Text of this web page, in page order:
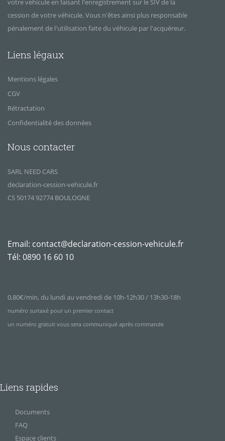
votre véhicule en faisant l'enregistrement sur le SIV de la
cession de votre véhicule. Vous n'êtes ainsi plus responsable
pénalement de l'utilisation faite du véhicule par l'acquéreur.
Liens légaux
Mentions légales
CGV
Rétractation
Confidentialité des données
Nous contacter
SARL NEED CARS
declaration-cession-vehicule.fr
CS 50174 92774 BOULOGNE
Email: contact@declaration-cession-vehicule.fr
Tél: 0890 16 60 10
0,80€/min, du lundi au vendredi de 10h-12h30 / 13h30-18h
numéro surtaxé pour un premier contact
un numéro gratuit vous sera communiqué après commande
Liens rapides
Documents
FAQ
Espace clients